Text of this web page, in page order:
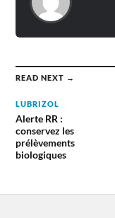
READ NEXT →
LUBRIZOL
Alerte RR :
conservez les
prélèvements
biologiques